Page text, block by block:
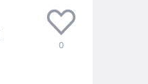
0